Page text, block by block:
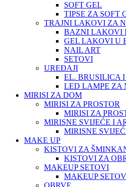
SOFT GEL
TIPSE ZA SOFT
TRAJNI LAKOVI ZA
BAZNI LAKOVI
GEL LAKOVI U
NAIL ART
SETOVI
UREĐAJI
EL. BRUSILICA
LED LAMPE ZA
MIRISI ZA DOM
MIRISI ZA PROSTOR
MIRISI ZA
MIRISNE SVIJEĆE I
MIRISNE
MAKE UP
KISTOVI ZA
KISTOVI ZA
MAKEUP SETOVI
MAKEUP
OBRVE